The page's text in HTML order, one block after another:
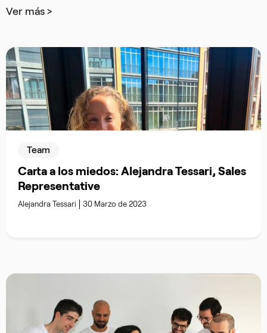
Ver más >
Team
Carta a los miedos: Alejandra Tessari, Sales
Representative
Alejandra Tessari 30 Marzo de 2023